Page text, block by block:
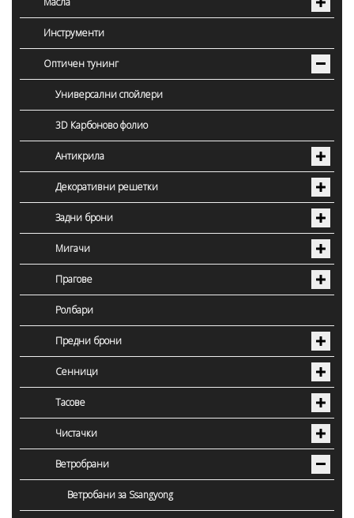
Инструменти
Оптичен тунинг
Универсални спойлери
3D Карбоново фолио
Антикрила
Декоративни решетки
Задни брони
Мигачи
Прагове
Ролбари
Предни брони
Сенници
Тасове
Чистачки
Ветробрани
Ветробани за Ssangyong